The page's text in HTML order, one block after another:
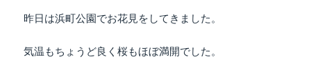
昨日は浜町公園でお花見をしてきました。
気温もちょうど良く桜もほぼ満開でした。